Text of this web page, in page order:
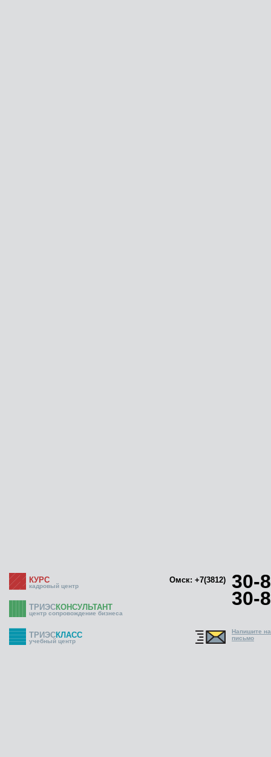
КУРС
кадровый центр
Омск: +7(3812) 30-
30-
ТРИЭСКОНСУЛЬТАНТ
центр сопровождение бизнеса
ТРИЭСКЛАСС
учебный центр
Напишите
письмо